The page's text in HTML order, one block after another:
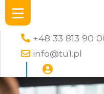
+48 33 813 90
info@tu1.pl